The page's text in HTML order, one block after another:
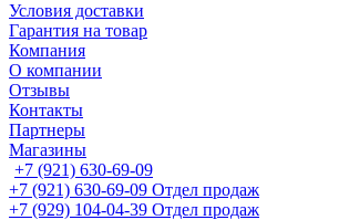
Условия доставки
Гарантия на товар
Компания
О компании
Отзывы
Контакты
Партнеры
Магазины
+7 (921) 630-69-09
+7 (921) 630-69-09 Отдел продаж
+7 (929) 104-04-39 Отдел продаж